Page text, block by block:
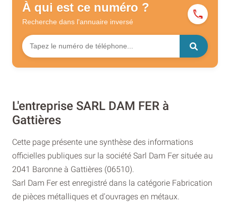
À qui est ce numéro ?
Recherche dans l'annuaire inversé
L'entreprise SARL DAM FER à
Gattières
Cette page présente une synthèse des informations
officielles publiques sur la société Sarl Dam Fer située au
2041 Baronne à Gattières (06510).
Sarl Dam Fer est enregistré dans la catégorie Fabrication
de pièces métalliques et d'ouvrages en métaux.